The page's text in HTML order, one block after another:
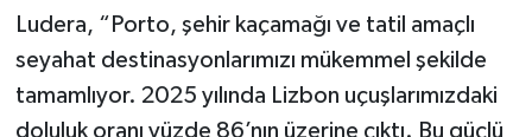
Ludera, “Porto, şehir kaçamağı ve tatil amaçlı
seyahat destinasyonlarımızı mükemmel şekilde
tamamlıyor. 2025 yılında Lizbon uçuşlarımızdaki
doluluk oranı yüzde 86’nın üzerine çıktı. Bu güçlü